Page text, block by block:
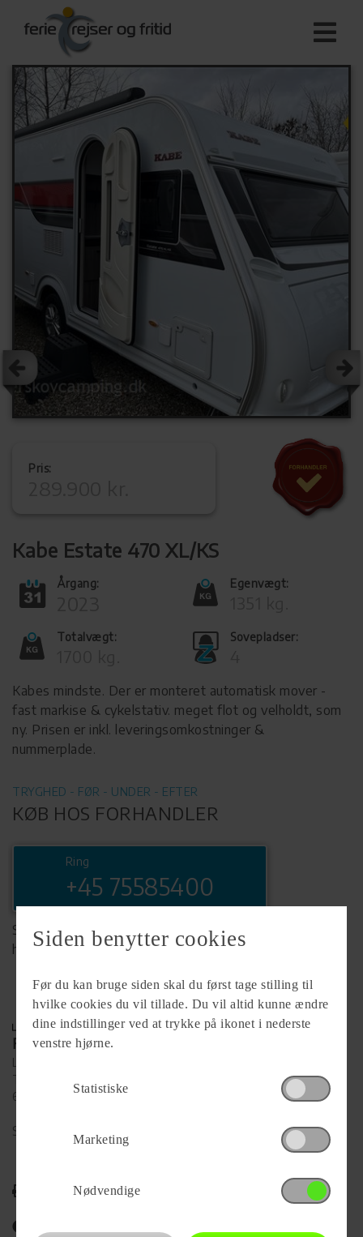
Pris:
Kabe Estate 470 XL/KS
Årgang: Egenvægt:
Totalvægt: Sovepladser:
Kabes mindste. Der er monteret automatisk mover -
fast markise & cykelstativ. meget flot og velholdt, som
ny. Prisen er inkl. leveringsomkostninger &
nummerplade.
TRYGHED - FØR - UNDER - EFTER
KØB HOS FORHANDLER
Ring
+45 75585400
Se komplet info på forhandlerens
hjemmeside
Forhandler
Lunderskov Camping A/S
Tværvej 9
6640 Lunderskov
Se alle vogne for forhandleren
Udskriv
Siden benytter cookies
Før du kan bruge siden skal du først tage stilling til
hvilke cookies du vil tillade. Du vil altid kunne ændre
dine indstillinger ved at trykke på ikonet i nederste
venstre hjørne.
Statistiske
Marketing
Nødvendige